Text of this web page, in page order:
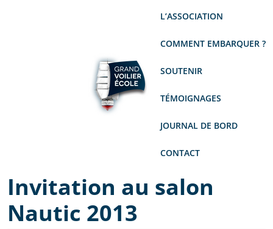
L’ASSOCIATION
COMMENT EMBARQUER ?
SOUTENIR
TÉMOIGNAGES
JOURNAL DE BORD
CONTACT
Invitation au salon
Nautic 2013